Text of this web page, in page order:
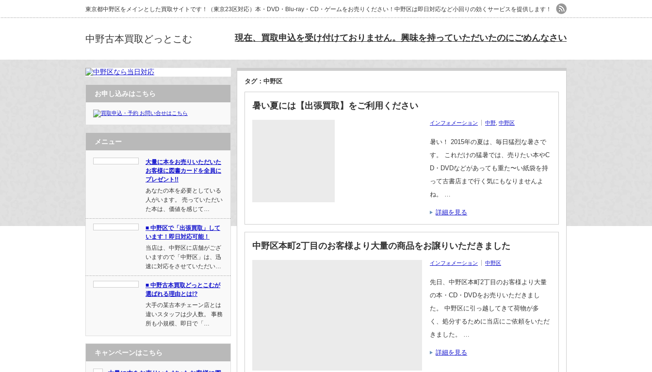
東京都中野区をメインとした買取サイトです！（東京23区対応）本・DVD・Blu-ray・CD・ゲームをお売りください！中野区は即日対応など小回りの効くサービスを提供します！
中野古本買取どっとこむ 現在、買取申込を受け付けておりません。興味を持っていただいたのにごめんなさい
タグ：中野区
暑い夏には【出張買取】をご利用ください
インフォメーション 中野 中野区
暑い！ 2015年の夏は、毎日猛烈な暑さで
す。 これだけの猛暑では、売りたい本やC
D・DVDなどがあっても重た〜い紙袋を持
って古書店まで行く気にもなりませんよ
ね。 …
詳細を見る
中野区本町2丁目のお客様より大量の商品をお譲りいただきました
インフォメーション 中野区
先日、中野区本町2丁目のお客様より大量
の本・CD・DVDをお売りいただきまし
た。 中野区に引っ越してきて荷物が多
く、処分するために当店にご依頼をいただ
きました。 …
詳細を見る
お申し込みはこちら
メニュー
大量に本をお売りいただいた
お客様に図書カードを全員に
プレゼント!!
あなたの本を必要としている
人がいます。 売っていただい
た本は、価値を感じて…
■ 中野区で「出張買取」して
います！即日対応可能！
当店は、中野区に店舗がござ
いますので「中野区」は、迅
速に対応をさせていただい…
■ 中野古本買取どっとこむが
選ばれる理由とは!?
大手の某古本チェーン店とは
違いスタッフは少人数。 事務
所も小規模、即日で「…
キャンペーンはこちら